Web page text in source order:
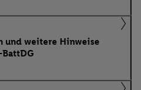
und weitere Hinweise
BattDG